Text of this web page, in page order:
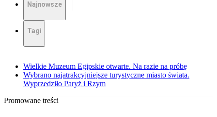
Najnowsze
Tagi
Wielkie Muzeum Egipskie otwarte. Na razie na próbę
Wybrano najatrakcyjniejsze turystyczne miasto świata.
Wyprzedziło Paryż i Rzym
Promowane treści